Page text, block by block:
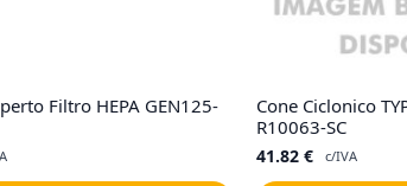
Filtro HEPA GEN125-
Cone Ciclonico
R10063-SC
41.82 € c/IVA